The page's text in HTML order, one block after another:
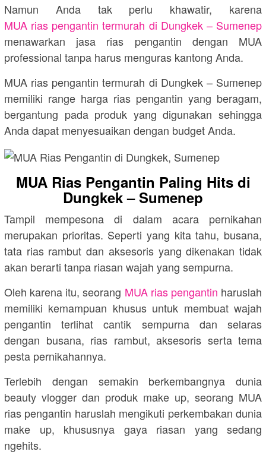
Namun Anda tak perlu khawatir, karena
MUA rias pengantin termurah di Dungkek – Sumenep
menawarkan jasa rias pengantin dengan MUA
professional tanpa harus menguras kantong Anda.
MUA rias pengantin termurah di Dungkek – Sumenep
memiliki range harga rias pengantin yang beragam,
bergantung pada produk yang digunakan sehingga
Anda dapat menyesuaikan dengan budget Anda.
MUA Rias Pengantin Paling Hits di
Dungkek – Sumenep
Tampil mempesona di dalam acara pernikahan
merupakan prioritas. Seperti yang kita tahu, busana,
tata rias rambut dan aksesoris yang dikenakan tidak
akan berarti tanpa riasan wajah yang sempurna.
Oleh karena itu, seorang MUA rias pengantin haruslah
memiliki kemampuan khusus untuk membuat wajah
pengantin terlihat cantik sempurna dan selaras
dengan busana, rias rambut, aksesoris serta tema
pesta pernikahannya.
Terlebih dengan semakin berkembangnya dunia
beauty vlogger dan produk make up, seorang MUA
rias pengantin haruslah mengikuti perkembakan dunia
make up, khususnya gaya riasan yang sedang
ngehits.